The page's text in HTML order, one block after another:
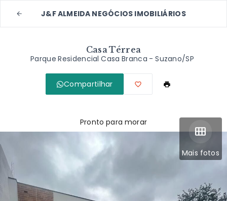
J&F ALMEIDA NEGÓCIOS IMOBILIÁRIOS
Casa Térrea
Parque Residencial Casa Branca - Suzano/SP
Compartilhar
Mais fotos
Pronto para morar